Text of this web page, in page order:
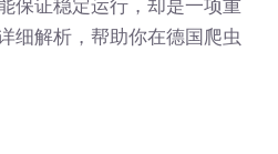
保证稳定运行，却是一项重
细解析，帮助你在德国爬虫